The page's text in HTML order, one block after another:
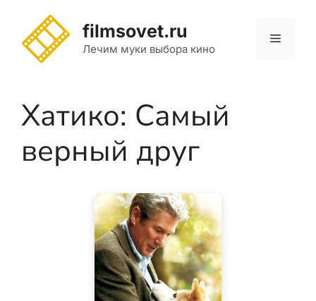
содержимому
filmsovet.ru
Лечим муки выбора кино
Меню
Хатико: Самый
верный друг